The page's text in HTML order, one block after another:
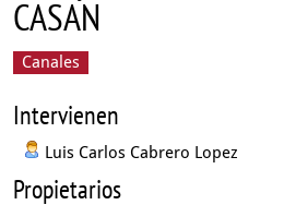
CASAN
Canales
Intervienen
Luis Carlos Cabrero Lopez
Propietarios